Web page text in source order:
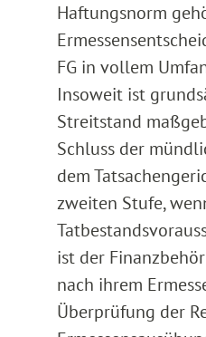
Haftungsnorm
FG in vollem
Insoweit ist
Streitstand
Schluss der
dem
zweiten Stufe,
ist der
nach ihrem
Überprüfung der